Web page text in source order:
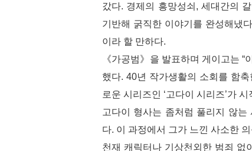
갔다. 경제의 흥망성쇠, 세대간의
기반해 굵직한 이야기를 완성해냈
이라 할 만하다.
《가공범》을 발표하며 게이고는
했다. 40년 작가생활의 소회를 함
로운 시리즈인 ‘고다이 시리즈’가 시
고다이 형사는 좀처럼 풀리지 않
다. 이 과정에서 그가 느낀 사소한
천재 캐릭터나 기상천외한 범죄 없